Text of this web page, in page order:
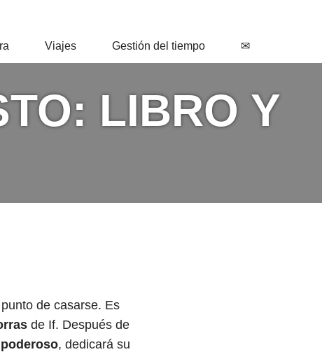
Viajes Gestión del tiempo ✉
LIBRO Y
de casarse. Es
de If. Después de
, dedicará su